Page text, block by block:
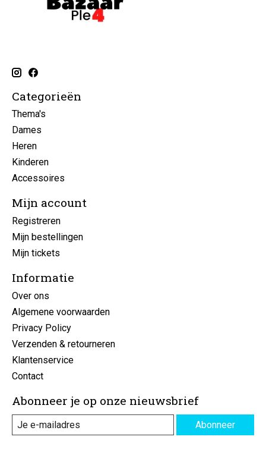
Categorieën
Thema's
Dames
Heren
Kinderen
Accessoires
Mijn account
Registreren
Mijn bestellingen
Mijn tickets
Informatie
Over ons
Algemene voorwaarden
Privacy Policy
Verzenden & retourneren
Klantenservice
Contact
Abonneer je op onze nieuwsbrief
Abonneer